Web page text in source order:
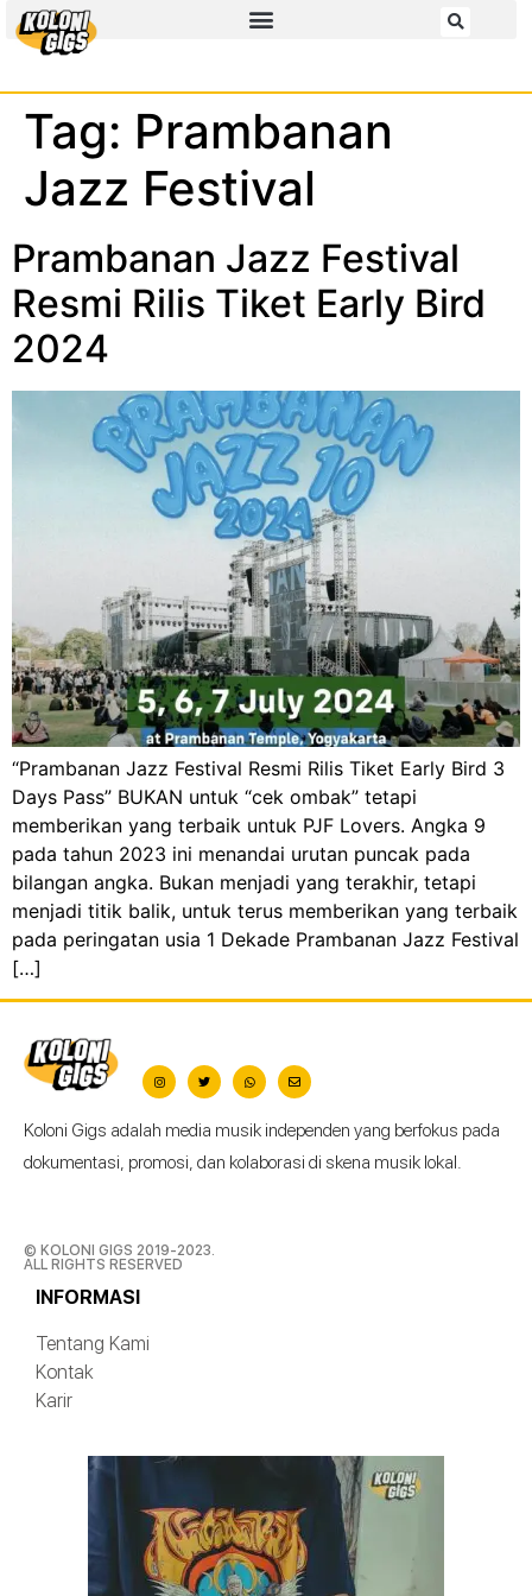
Tag: Prambanan
Jazz Festival
Prambanan Jazz Festival
Resmi Rilis Tiket Early Bird
2024
“Prambanan Jazz Festival Resmi Rilis Tiket Early Bird 3
Days Pass” BUKAN untuk “cek ombak” tetapi
memberikan yang terbaik untuk PJF Lovers. Angka 9
pada tahun 2023 ini menandai urutan puncak pada
bilangan angka. Bukan menjadi yang terakhir, tetapi
menjadi titik balik, untuk terus memberikan yang terbaik
pada peringatan usia 1 Dekade Prambanan Jazz Festival
[…]
Koloni Gigs adalah media musik independen yang berfokus pada
dokumentasi, promosi, dan kolaborasi di skena musik lokal.
© KOLONI GIGS 2019-2023.
ALL RIGHTS RESERVED
INFORMASI
Tentang Kami
Kontak
Karir